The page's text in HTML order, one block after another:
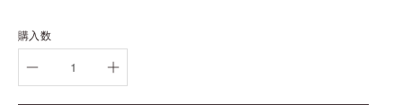
購入数